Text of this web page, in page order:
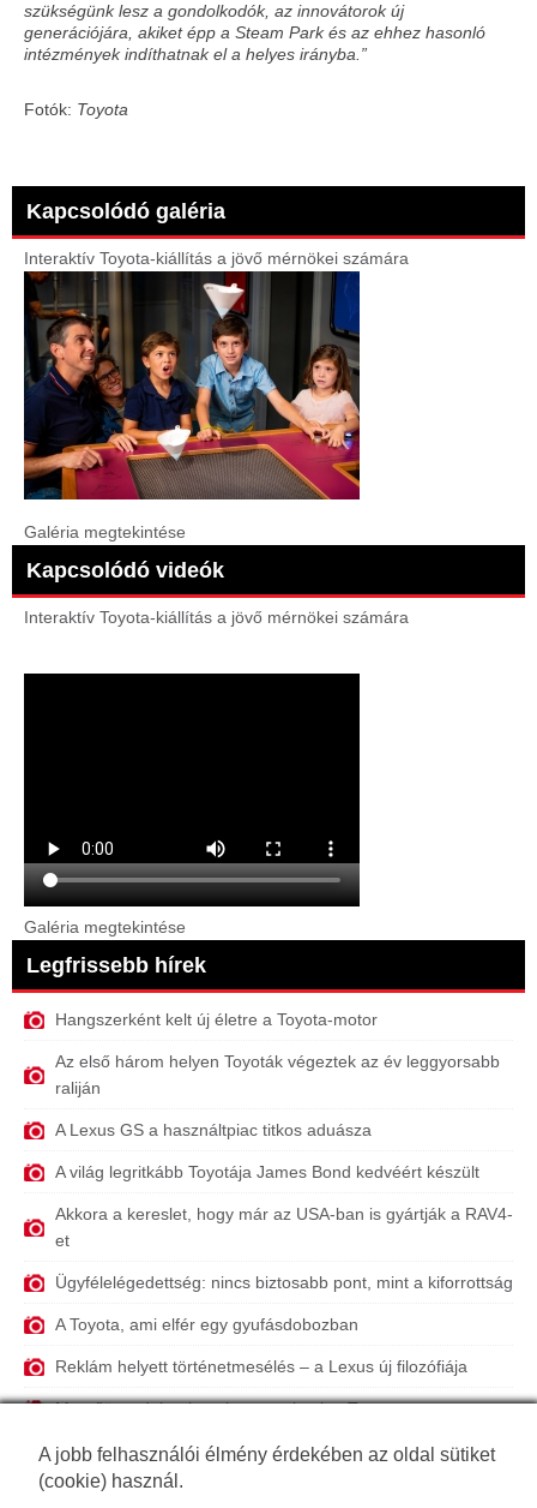
szükségünk lesz a gondolkodók, az innovátorok új
generációjára, akiket épp a Steam Park és az ehhez hasonló
intézmények indíthatnak el a helyes irányba.”
Fotók: Toyota
Kapcsolódó galéria
Interaktív Toyota-kiállítás a jövő mérnökei számára
Galéria megtekintése
Kapcsolódó videók
Interaktív Toyota-kiállítás a jövő mérnökei számára
Galéria megtekintése
Legfrissebb hírek
Hangszerként kelt új életre a Toyota-motor
Az első három helyen Toyoták végeztek az év leggyorsabb
raliján
A Lexus GS a használtpiac titkos aduásza
A világ legritkább Toyotája James Bond kedvéért készült
Akkora a kereslet, hogy már az USA-ban is gyártják a RAV4-
et
Ügyfélelégedettség: nincs biztosabb pont, mint a kiforrottság
A Toyota, ami elfér egy gyufásdobozban
Reklám helyett történetmesélés – a Lexus új filozófiája
Mentőövet dob a benzinmotoroknak a Toyota
Nagy nyári nyaralásteszt: a Toyota C-HR a legtakarékosabb
hibrid
A jobb felhasználói élmény érdekében az oldal sütiket
(cookie) használ.